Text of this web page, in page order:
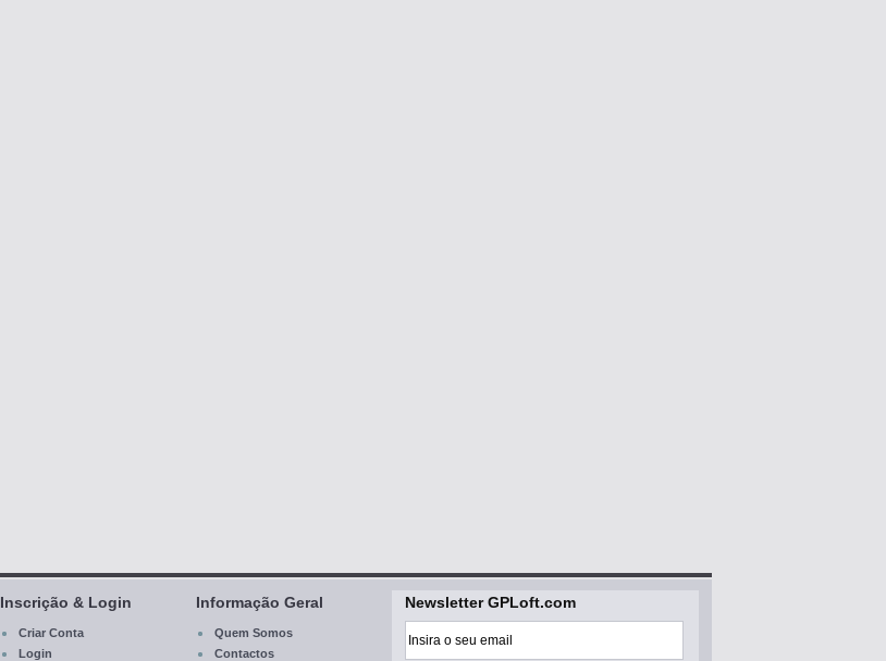
Inscrição & Login
Criar Conta
Login
Informação Geral
Quem Somos
Contactos
Newsletter GPLoft.com